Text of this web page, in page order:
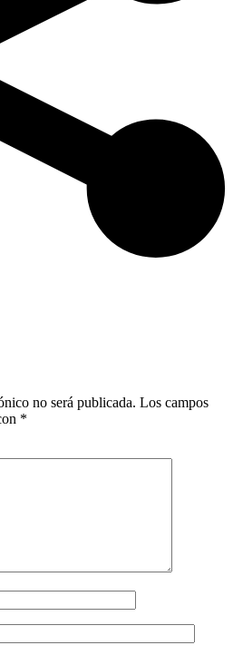
no será publicada. Los campos
*